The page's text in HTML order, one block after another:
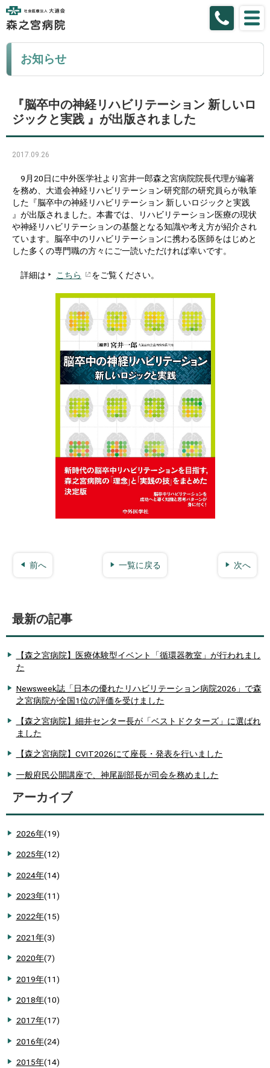
お知らせ
『脳卒中の神経リハビリテーション 新しいロ
ジックと実践 』が出版されました
2017.09.26
9月20日に中外医学社より宮井一郎森之宮病院院長代理が編著
を務め、大道会神経リハビリテーション研究部の研究員らが執筆
した『脳卒中の神経リハビリテーション 新しいロジックと実践
』が出版されました。本書では、リハビリテーション医療の現状
や神経リハビリテーションの基盤となる知識や考え方が紹介され
ています。脳卒中のリハビリテーションに携わる医師をはじめと
した多くの専門職の方々にご一読いただければ幸いです。
詳細は こちら をご覧ください。
前へ 一覧に戻る 次へ
最新の記事
【森之宮病院】医療体験型イベント「循環器教室」が行われまし
た
Newsweek誌「日本の優れたリハビリテーション病院2026」で森
之宮病院が全国1位の評価を受けました
【森之宮病院】細井センター長が「ベストドクターズ」に選ばれ
ました
【森之宮病院】CVIT2026にて座長・発表を行いました
一般府民公開講座で、神尾副部長が司会を務めました
アーカイブ
2026年(19)
2025年(12)
2024年(14)
2023年(11)
2022年(15)
2021年(3)
2020年(7)
2019年(11)
2018年(10)
2017年(17)
2016年(24)
2015年(14)